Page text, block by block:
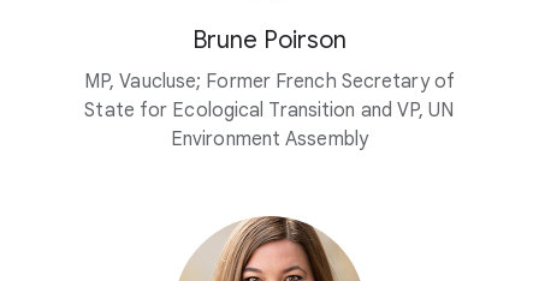
Brune Poirson
MP, Vaucluse; Former French Secretary of
State for Ecological Transition and VP, UN
Environment Assembly